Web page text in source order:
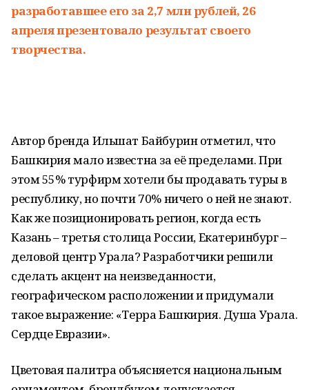
разработавшее его за 2,7 млн рублей, 26
апреля презентовало результат своего
творчества.
Автор бренда Ильшат Байбурин отметил, что
Башкирия мало известна за её пределами. При
этом 55% турфирм хотели бы продавать туры в
республику, но почти 70% ничего о ней не знают.
Как же позиционировать регион, когда есть
Казань – третья столица России, Екатеринбург –
деловой центр Урала? Разработчики решили
сделать акцент на неизведанности,
географическом расположении и придумали
такое выражение: «Терра Башкирия. Душа Урала.
Сердце Евразии».
Цветовая палитра объясняется национальным